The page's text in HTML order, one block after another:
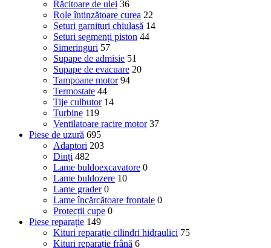
Răcitoare de ulei 36
Role întinzătoare curea 22
Seturi garnituri chiulasă 14
Seturi segmenți piston 44
Simeringuri 57
Supape de admisie 51
Supape de evacuare 20
Tampoane motor 94
Termostate 44
Tije culbutor 14
Turbine 119
Ventilatoare racire motor 37
Piese de uzură 695
Adaptori 203
Dinți 482
Lame buldoexcavatore 0
Lame buldozere 10
Lame grader 0
Lame încărcătoare frontale 0
Protecții cupe 0
Piese reparație 149
Kituri reparație cilindri hidraulici 75
Kituri reparație frână 6